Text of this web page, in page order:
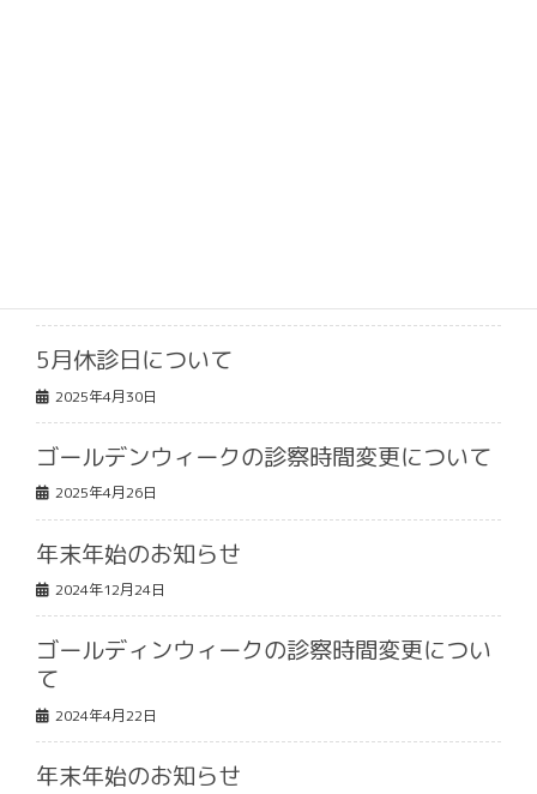
5月休診日について
2025年4月30日
ゴールデンウィークの診察時間変更について
2025年4月26日
年末年始のお知らせ
2024年12月24日
ゴールディンウィークの診察時間変更につい
て
2024年4月22日
年末年始のお知らせ